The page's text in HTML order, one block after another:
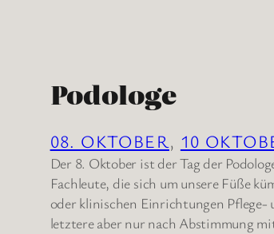
Podologe
08. OKTOBER, 10
Der 8. Oktober ist der Tag der
Fachleute, die sich um unsere Füße
oder klinischen Einrichtungen Pflege-
letztere aber nur nach Abstimmung